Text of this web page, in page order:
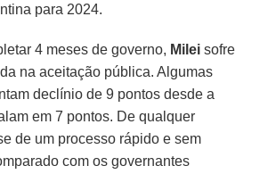
para 2024.
4 meses de governo, Milei sofre
na aceitação pública. Algumas
declínio de 9 pontos desde a
em 7 pontos. De qualquer
de um processo rápido e sem
com os governantes